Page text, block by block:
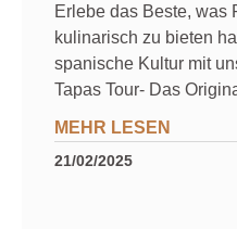
Erlebe das Beste, was
kulinarisch zu bieten
spanische Kultur mit
Tapas Tour- Das
MEHR LESEN
21/02/2025